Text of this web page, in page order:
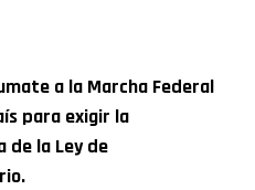
a la Marcha Federal
para exigir la
de la Ley de